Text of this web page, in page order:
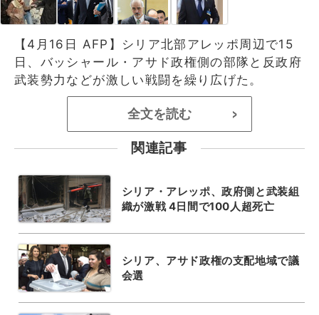
【4月16日 AFP】シリア北部アレッポ周辺で15
日、バッシャール・アサド政権側の部隊と反政府
武装勢力などが激しい戦闘を繰り広げた。
全文を読む >
関連記事
シリア・アレッポ、政府側と武装組
織が激戦 4日間で100人超死亡
シリア、アサド政権の支配地域で議
会選